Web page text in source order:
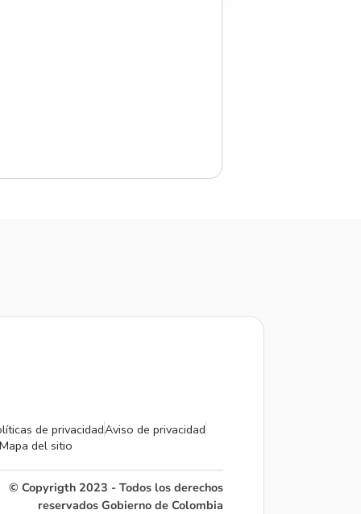
de privacidadAviso de privacidad
Mapa del sitio
© Copyrigth 2023 - Todos los derechos
reservados Gobierno de Colombia